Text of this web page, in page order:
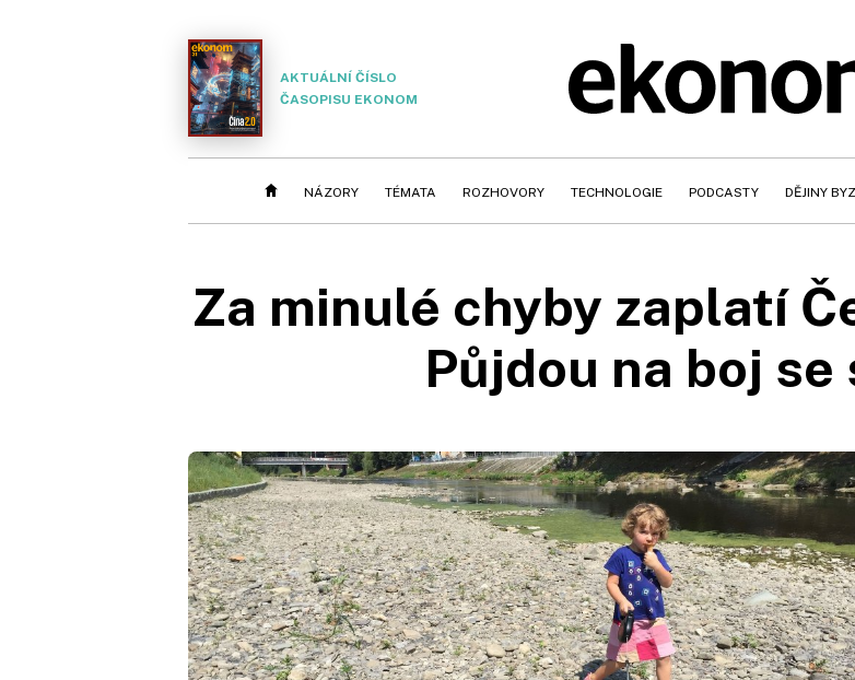
AKTUÁLNÍ ČÍSLO
ČASOPISU EKONOM
NÁZORY TÉMATA ROZHOVORY TECHNOLOGIE PODCASTY DĚJINY
Za minulé chyby zaplatí
Půjdou na boj se